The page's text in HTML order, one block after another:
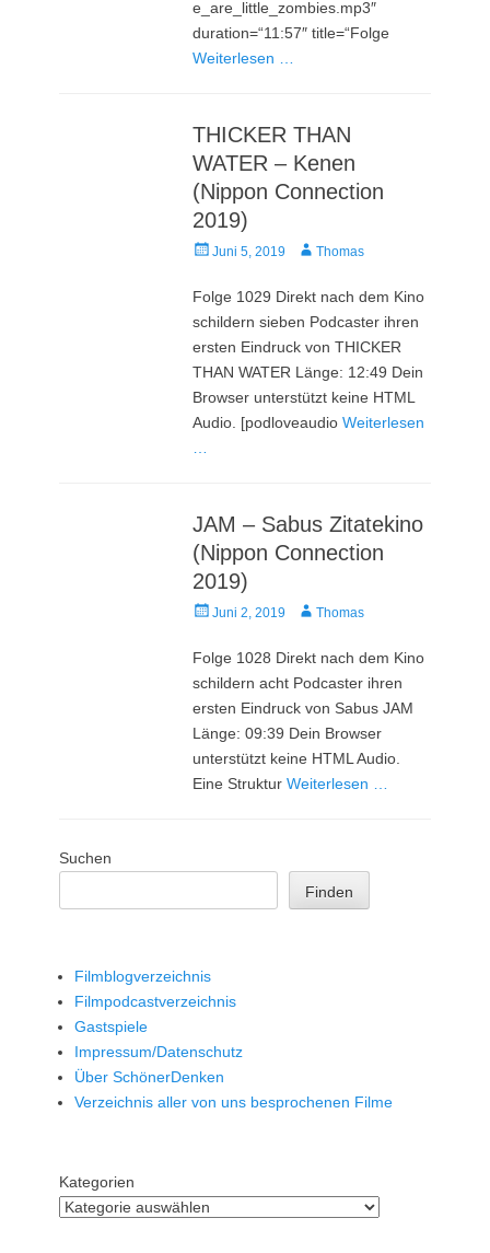
e_are_little_zombies.mp3″
duration=“11:57″ title=“Folge
Weiterlesen …
THICKER THAN
WATER – Kenen
(Nippon Connection
2019)
Veröffentlicht
Juni 5, 2019 AutorThomas
Folge 1029 Direkt nach dem Kino
schildern sieben Podcaster ihren
ersten Eindruck von THICKER
THAN WATER Länge: 12:49 Dein
Browser unterstützt keine HTML
Audio. [podloveaudioWeiterlesen
JAM – Sabus Zitatekino
(Nippon Connection
2019)
Veröffentlicht
Juni 2, 2019 AutorThomas
Folge 1028 Direkt nach dem Kino
schildern acht Podcaster ihren
ersten Eindruck von Sabus JAM
Länge: 09:39 Dein Browser
unterstützt keine HTML Audio.
Eine StrukturWeiterlesen …
Suchen
Finden
Filmblogverzeichnis
Filmpodcastverzeichnis
Gastspiele
Impressum/Datenschutz
Über SchönerDenken
Verzeichnis aller von uns besprochenen Filme
Kategorien